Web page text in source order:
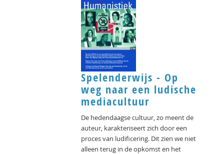
Spelenderwijs - Op
weg naar een ludische
mediacultuur
De hedendaagse cultuur, zo meent de
auteur, karakteriseert zich door een
proces van ludificering. Dit zien we niet
alleen terug in de opkomst en het